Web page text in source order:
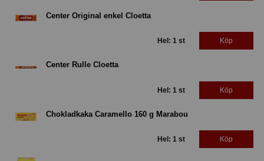
Center Original enkel Cloetta
Hel: 1 st Köp
Center Rulle Cloetta
Hel: 1 st Köp
Chokladkaka Caramello 160 g Marabou
Hel: 1 st Köp